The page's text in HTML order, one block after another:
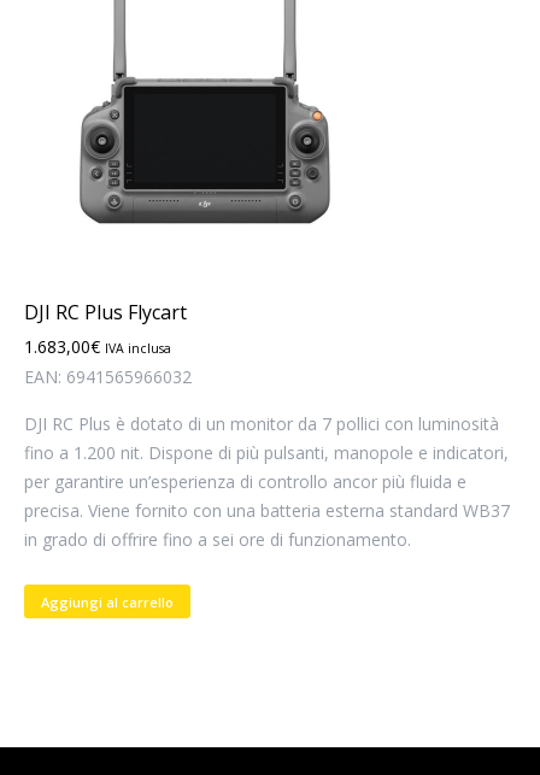
DJI RC Plus Flycart
1.683,00€ IVA inclusa
EAN: 6941565966032
DJI RC Plus è dotato di un monitor da 7 pollici con luminosità
fino a 1.200 nit. Dispone di più pulsanti, manopole e indicatori,
per garantire un’esperienza di controllo ancor più fluida e
precisa. Viene fornito con una batteria esterna standard WB37
in grado di offrire fino a sei ore di funzionamento.
Aggiungi al carrello